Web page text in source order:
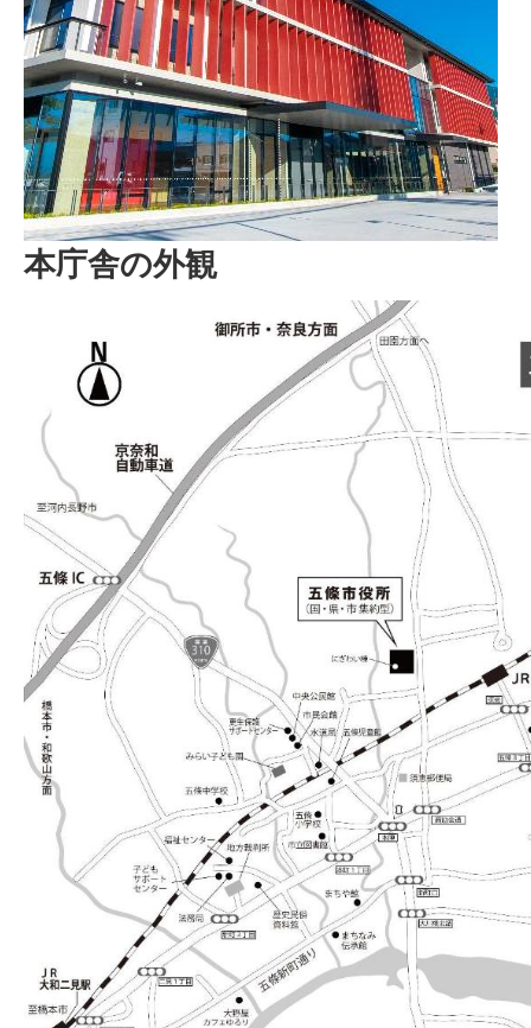
本庁舎の外観